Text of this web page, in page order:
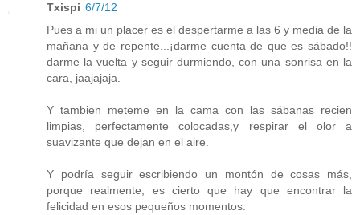
Txispi 6/7/12
Pues a mi un placer es el despertarme a las 6 y media de la
mañana y de repente...¡darme cuenta de que es sábado!!
darme la vuelta y seguir durmiendo, con una sonrisa en la
cara, jaajajaja.
Y tambien meteme en la cama con las sábanas recien
limpias, perfectamente colocadas,y respirar el olor a
suavizante que dejan en el aire.
Y podría seguir escribiendo un montón de cosas más,
porque realmente, es cierto que hay que encontrar la
felicidad en esos pequeños momentos.